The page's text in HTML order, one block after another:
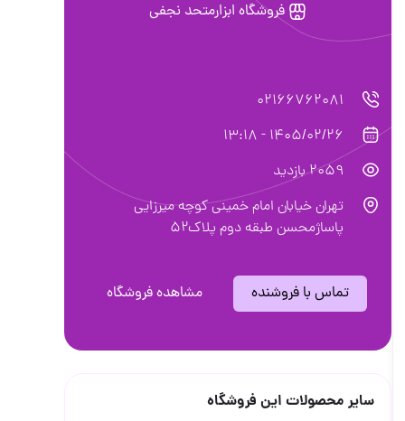
فروشگاه ابزارمتحد نجفی
02166762081
1405/02/26 - 13:18
2059 بازدید
تهران خیابان امام خمینی کوچه میرزایی
پاساژمحسن طبقه دوم پلاک۵۲
تماس با فروشنده مشاهده فروشگاه
سایر محصولات این فروشگاه